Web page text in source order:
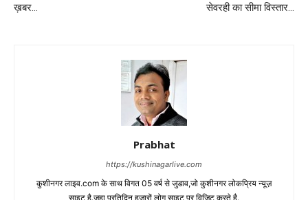
ख़बर…
सेवरही का सीमा विस्तार…
Prabhat
https://kushinagarlive.com
कुशीनगर लाइव.com के साथ विगत 05 वर्ष से जुडाव,जो कुशीनगर लोकप्रिय न्यूज़
साइट है.जहा प्रतिदिन हजारों लोग साइट पर विजिट करते है.